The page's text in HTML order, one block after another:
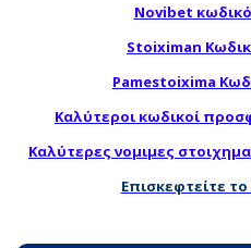
Novibet
Stoiximan
Pamestoixima
Καλύτεροι κωδικοί
Καλύτερες νομιμες
Επισκεφτείτε το